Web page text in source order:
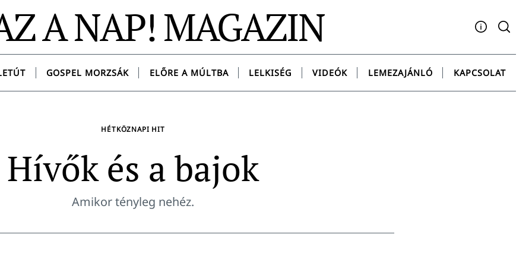
A NAP! MAGAZIN
Facebook
YouTubeInstagram
TwitterSpotify
GOSPEL MORZSÁK ELŐRE A MÚLTBA LELKISÉG VIDEÓK LEMEZAJÁNLÓ KAPCSOLAT
HÉTKÖZNAPI HIT
Hívők és a bajok
Amikor tényleg nehéz.